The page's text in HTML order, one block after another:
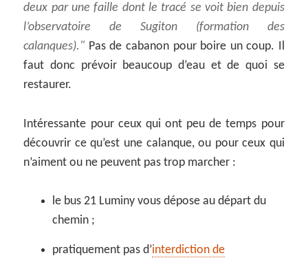
deux par une faille dont le tracé se voit bien depuis
l’observatoire de Sugiton (formation des
calanques).
Pas de cabanon pour boire un coup. Il
faut donc prévoir beaucoup d’eau et de quoi se
restaurer.
Intéressante pour ceux qui ont peu de temps pour
découvrir ce qu’est une calanque, ou pour ceux qui
n’aiment ou ne peuvent pas trop marcher :
le bus 21 Luminy vous dépose au départ du
chemin ;
pratiquement pas d’interdiction de